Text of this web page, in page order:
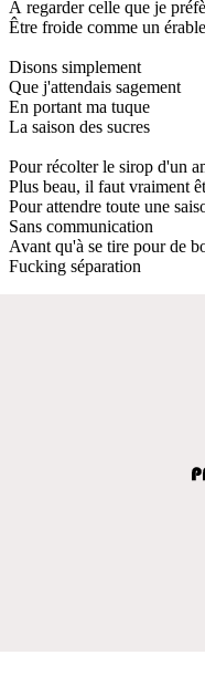
À regarder celle que je
Être froide comme un érable
Disons simplement
Que j'attendais sagement
En portant ma tuque
La saison des sucres
Pour récolter le sirop d'un
Plus beau, il faut vraiment
Pour attendre toute une
Sans communication
Avant qu'à se tire pour de
Fucking séparation